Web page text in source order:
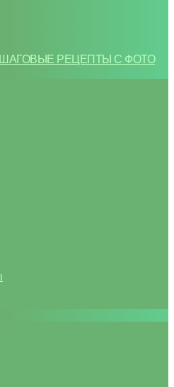
РЕЦЕПТЫ С ФОТО